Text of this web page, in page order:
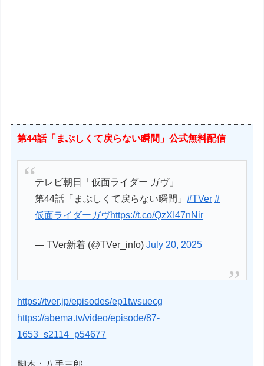
第44話「まぶしくて戻らない瞬間」公式無料配信
テレビ朝日「仮面ライダー ガヴ」
第44話「まぶしくて戻らない瞬間」#TVer #
仮面ライダーガヴhttps://t.co/QzXI47nNir
— TVer新着 (@TVer_info)July 20, 2025
https://tver.jp/episodes/ep1twsuecg
https://abema.tv/video/episode/87-
1653_s2114_p54677